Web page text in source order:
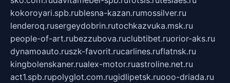
kokoroyari.spb.rublesna-kazan.rumossilver.ru
lenderoq.rusergeydobrin.rutochkazvuka.msk.ru
people-of-art.rubezzubova.ruclubtibet.ruorior-aks.ru
dynamoauto.ruszk-favorit.rucarlines.ruflatnsk.ru
kingbolenskaner.rualex-motor.ruastroline.net.ru
act1.spb.rupolyglot.com.rugidlipetsk.ruooo-driada.ru